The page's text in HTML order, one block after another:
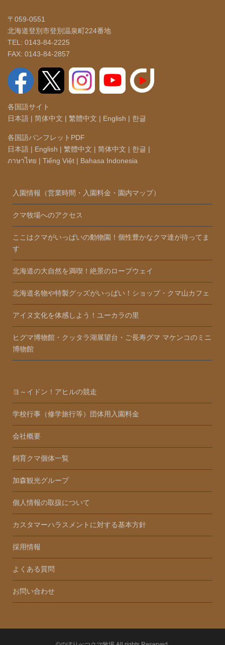
〒059-0551
北海道登別市登別温泉町224番地
TEL: 0143-84-2225
FAX: 0143-84-2857
各国語サイト
日本語 | 简体中文 | 繁體中文 | English | 한글
各国語パンフレットPDF
日本語 | English | 繁體中文 | 简体中文 | 한글 |
ภาษาไทย | Tiếng Việt | Bahasa Indonesia
入園情報（営業時間・入園料金・園内マップ）
クマ牧場へのアクセス
ここはクマがいっぱいの動物園！個性豊かなクマ達が待ってま
す
北海道の大自然を満喫！絶景のロープウェイ
北海道名物や特製グッズがいっぱい！ショップ・クマ山カフェ
アイヌ文化を体感しよう！ユーカラの里
ヒグマ博物館・クッタラ湖展望台・ご長寿グマ マケンコのミニ
博物館
ヨ～イドン！アヒルの競走
学校行事（修学旅行等）団体用入園料金
会社概要
飼育クマ個体一覧
加森観光グループ
個人情報の取扱について
カスタマーハラスメントに対する基本方針
採用情報
よくある質問
お問い合わせ